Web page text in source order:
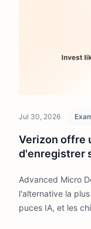
Jul 30, 2026
Verizon offre
d'enregistrer
peine d'être
Advanced Micro
l'alternative la
puces IA, et les